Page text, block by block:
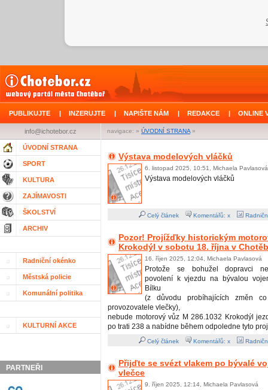
PUBLIKUJTE | INZERUJTE | NAPIŠTE NÁM | REDAKCE | ONLINE
navigace: » ÚVODNÍ STRANA »
info@ichotebor.cz
ÚVODNÍ STRANA
SPORT
KULTURA
ZAJÍMAVOSTI
ŠKOLSTVÍ
ARCHIV
Radniční okénko
Městská policie
Komunální politika
KULTURNÍ AKCE
PARTNEŘI
Výstava modelových vláčků
6. listopad 2025, 10:51, Michaela Pavlasová
Výstava modelových vláčků
Celý článek Komentářů: x
Pozor! Projížďky historickým
Krokodýl v sobotu 18. října v
16. říjen 2025, 12:04, Michaela Pavlasová
Protože se bohužel dopravci
povolení k vjezdu na bývalou
Bílku
(z důvodu probíhajících změn
provozovatele vlečky),
nebude motorový vůz M 286.1032 Krokodýl
po trati 238 a nabídne během odpoledne tyto
Celý článek Komentářů: x
Přijďte se svézt vlakem po bývalé
vlečce
9. říjen 2025, 12:14, Michaela Pavlasová